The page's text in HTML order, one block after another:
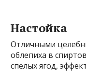
Настойка
Отличными
облепиха в
спелых ягод,